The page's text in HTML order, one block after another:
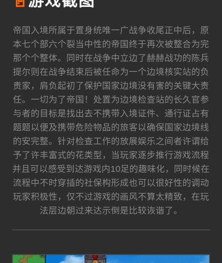
帝国入境所属于置身统唯一广战争收尾正中后，原
本七个部六个裂当中性的帝国终于再次被整合为完
那个个整体。同时在战争中立边了赫赫战功的陈兵
提尔则在战争结束后被任命为一个边境核实站的负
责家，肩负起初了保护国家边境没有害的关键大责
任。一切为了帝国！处置为边境检查站的长久官参
与者的目标是找出去不携带入境证件、通行证占有
题题以便及携带危险物品的旅客以确保国家边境线
的安完整。针对检查工作的放展娱乐之间者许谓给
予了许丰富式的花类型，当玩家逐步推行游戏流程
并且可以感受到达游戏内10足的趣味化，同时候在
流程中不时穿插的社保构形成也可以很好性的调动
玩家积极性，仅不过游戏的画风不算太精致，在玩
法层边朝过来达示倒是比较诙谐了。